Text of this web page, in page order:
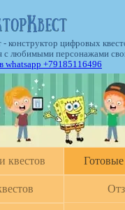
- конструктор цифровых
с любимыми персонажами
whatsapp +79185116496
квестов